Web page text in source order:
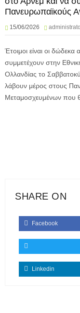
Πανευρωπαϊκούς
15/06/2026
Έτοιμοι είναι οι
συμμετέχουν στην
Ολλανδίας το
λάβουν μέρος στους
Μεταμοσχευμένων που
SHARE ON
Facebook
Linkedin